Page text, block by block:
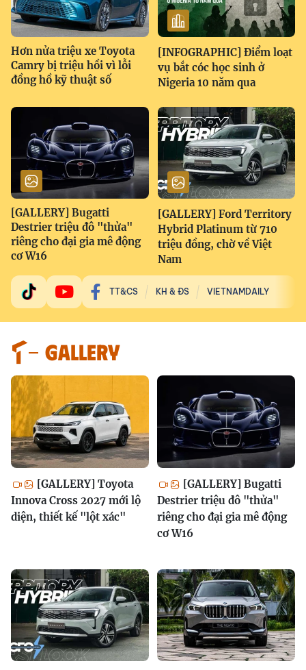
Hơn nửa triệu xe Toyota
Camry bị triệu hồi vì lỗi
đồng hồ kỹ thuật số
[INFOGRAPHIC] Điểm loạt
vụ bắt cóc học sinh ở
Nigeria 10 năm qua
[GALLERY] Bugatti
Destrier triệu đô "thửa"
riêng cho đại gia mê động
cơ W16
[GALLERY] Ford Territory
Hybrid Platinum từ 710
triệu đồng, chờ về Việt
Nam
TT&CS KH & ĐS VIETNAMDAILY
GALLERY
[GALLERY] Toyota
Innova Cross 2027 mới lộ
diện, thiết kế "lột xác"
[GALLERY] Bugatti
Destrier triệu đô "thửa"
riêng cho đại gia mê động
cơ W16